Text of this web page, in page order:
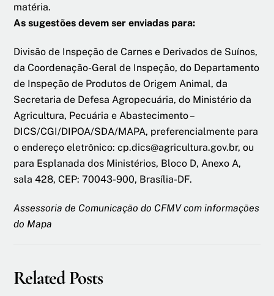
matéria.
As sugestões devem ser enviadas para:
Divisão de Inspeção de Carnes e Derivados de Suínos,
da Coordenação-Geral de Inspeção, do Departamento
de Inspeção de Produtos de Origem Animal, da
Secretaria de Defesa Agropecuária, do Ministério da
Agricultura, Pecuária e Abastecimento –
DICS/CGI/DIPOA/SDA/MAPA, preferencialmente para
o endereço eletrônico: cp.dics@agricultura.gov.br, ou
para Esplanada dos Ministérios, Bloco D, Anexo A,
sala 428, CEP: 70043-900, Brasília-DF.
Assessoria de Comunicação do CFMV com informações
do Mapa
Related Posts